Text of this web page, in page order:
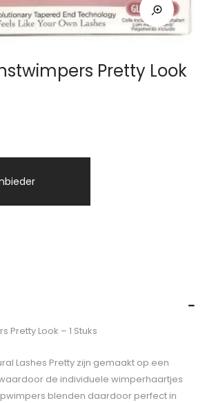
Pretty Look
Pretty Look – 1 Stuks
Lashes Pretty zijn gemaakt op een
de individuele wimperhaartjes
blenden daardoor perfect in